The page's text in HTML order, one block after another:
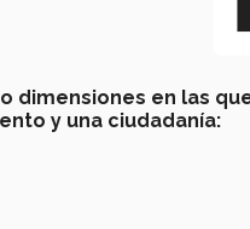
dimensiones en las
y una ciudadanía: